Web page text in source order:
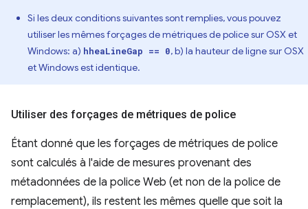
Si les deux conditions suivantes sont remplies, vous pouvez
utiliser les mêmes forçages de métriques de police sur OSX et
Windows: a) hheaLineGap == 0, b) la hauteur de ligne sur OSX
et Windows est identique.
Utiliser des forçages de métriques de police
Étant donné que les forçages de métriques de police
sont calculés à l'aide de mesures provenant des
métadonnées de la police Web (et non de la police de
remplacement), ils restent les mêmes quelle que soit la